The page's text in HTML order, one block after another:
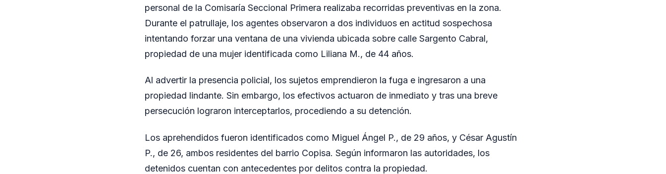
personal de la Comisaría Seccional Primera realizaba recorridas preventivas en la zona.
Durante el patrullaje, los agentes observaron a dos individuos en actitud sospechosa
intentando forzar una ventana de una vivienda ubicada sobre calle Sargento Cabral,
propiedad de una mujer identificada como Liliana M., de 44 años.
Al advertir la presencia policial, los sujetos emprendieron la fuga e ingresaron a una
propiedad lindante. Sin embargo, los efectivos actuaron de inmediato y tras una breve
persecución lograron interceptarlos, procediendo a su detención.
Los aprehendidos fueron identificados como Miguel Ángel P., de 29 años, y César Agustín
P., de 26, ambos residentes del barrio Copisa. Según informaron las autoridades, los
detenidos cuentan con antecedentes por delitos contra la propiedad.